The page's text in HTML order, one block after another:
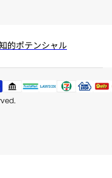
的ポテンシャル